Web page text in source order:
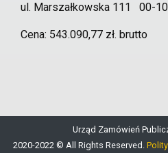
ul. Marszałkowska 111 00-
Cena: 543.090,77 zł. brutto
Urząd Zamówień
2020-2022 © All Rights Reserved.